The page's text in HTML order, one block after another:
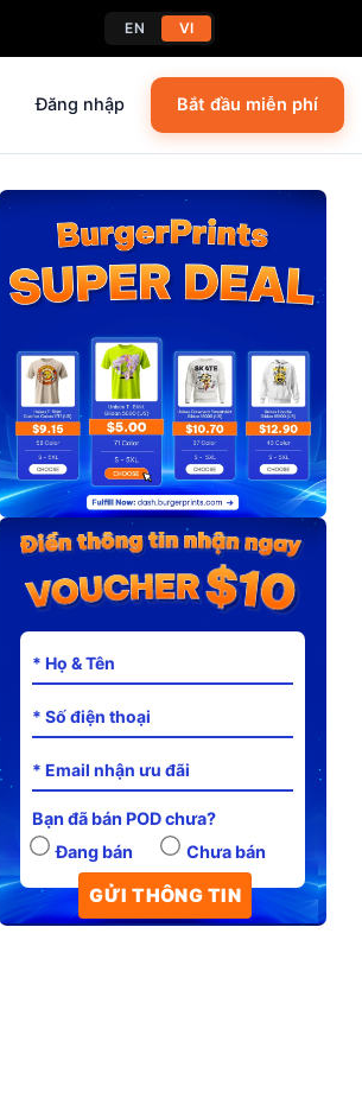
EN VI
Đăng nhập Bắt đầu miễn phí
Bạn đã bán POD chưa?
Đang bán
Chưa bán